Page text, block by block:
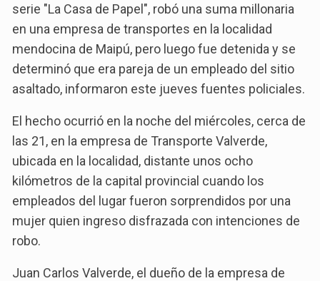
serie "La Casa de Papel", robó una suma millonaria
en una empresa de transportes en la localidad
mendocina de Maipú, pero luego fue detenida y se
determinó que era pareja de un empleado del sitio
asaltado, informaron este jueves fuentes policiales.
El hecho ocurrió en la noche del miércoles, cerca de
las 21, en la empresa de Transporte Valverde,
ubicada en la localidad, distante unos ocho
kilómetros de la capital provincial cuando los
empleados del lugar fueron sorprendidos por una
mujer quien ingreso disfrazada con intenciones de
robo.
Juan Carlos Valverde, el dueño de la empresa de